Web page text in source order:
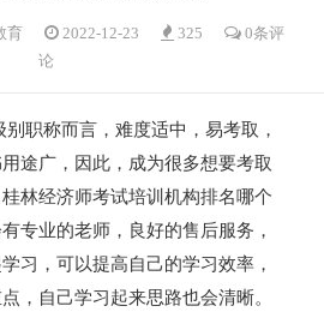
育 2022-12-23 325
0条评
论
职称而言，难度适中，易考取，
途广，因此，成为很多想要考取
林经济师考试培训机构排名哪个
专业的老师，良好的售后服务，
习，可以提高自己的学习效率，
，自己学习起来思路也会清晰。